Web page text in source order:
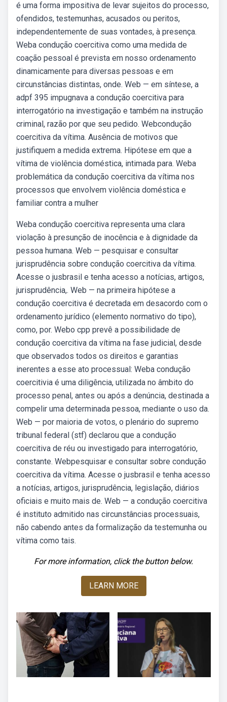
é uma forma impositiva de levar sujeitos do processo,
ofendidos, testemunhas, acusados ou peritos,
independentemente de suas vontades, à presença.
Weba condução coercitiva como uma medida de
coação pessoal é prevista em nosso ordenamento
dinamicamente para diversas pessoas e em
circunstâncias distintas, onde. Web — em síntese, a
adpf 395 impugnava a condução coercitiva para
interrogatório na investigação e também na instrução
criminal, razão por que seu pedido. Webcondução
coercitiva da vítima. Ausência de motivos que
justifiquem a medida extrema. Hipótese em que a
vítima de violência doméstica, intimada para. Weba
problemática da condução coercitiva da vítima nos
processos que envolvem violência doméstica e
familiar contra a mulher
Weba condução coercitiva representa uma clara
violação à presunção de inocência e à dignidade da
pessoa humana. Web — pesquisar e consultar
jurisprudência sobre condução coercitiva da vítima.
Acesse o jusbrasil e tenha acesso a notícias, artigos,
jurisprudência,. Web — na primeira hipótese a
condução coercitiva é decretada em desacordo com o
ordenamento jurídico (elemento normativo do tipo),
como, por. Webo cpp prevê a possibilidade de
condução coercitiva da vítima na fase judicial, desde
que observados todos os direitos e garantias
inerentes a esse ato processual: Weba condução
coercitivia é uma diligência, utilizada no âmbito do
processo penal, antes ou após a denúncia, destinada a
compelir uma determinada pessoa, mediante o uso da.
Web — por maioria de votos, o plenário do supremo
tribunal federal (stf) declarou que a condução
coercitiva de réu ou investigado para interrogatório,
constante. Webpesquisar e consultar sobre condução
coercitiva da vítima. Acesse o jusbrasil e tenha acesso
a notícias, artigos, jurisprudência, legislação, diários
oficiais e muito mais de. Web — a condução coercitiva
é instituto admitido nas circunstâncias processuais,
não cabendo antes da formalização da testemunha ou
vítima como tais.
For more information, click the button below.
LEARN MORE